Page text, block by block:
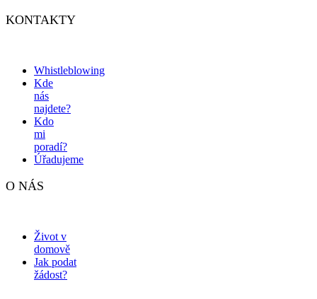
KONTAKTY
Whistleblowing
Kde
nás
najdete?
Kdo
mi
poradí?
Úřadujeme
O NÁS
Život v
domově
Jak podat
žádost?